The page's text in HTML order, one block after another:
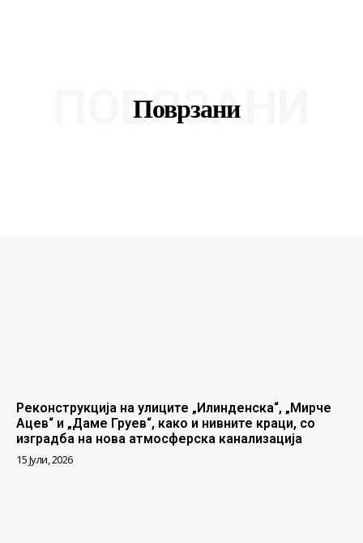
Поврзани
ПОВРЗАНИ
Реконструкција на улиците „Илинденска“, „Мирче
Ацев“ и „Даме Груев“, како и нивните краци, со
изградба на нова атмосферска канализација
15 Јули, 2026